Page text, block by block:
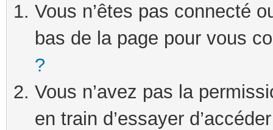
Vous n’êtes pas connecté
bas de la page pour vous
?
Vous n’avez pas la
en train d’essayer